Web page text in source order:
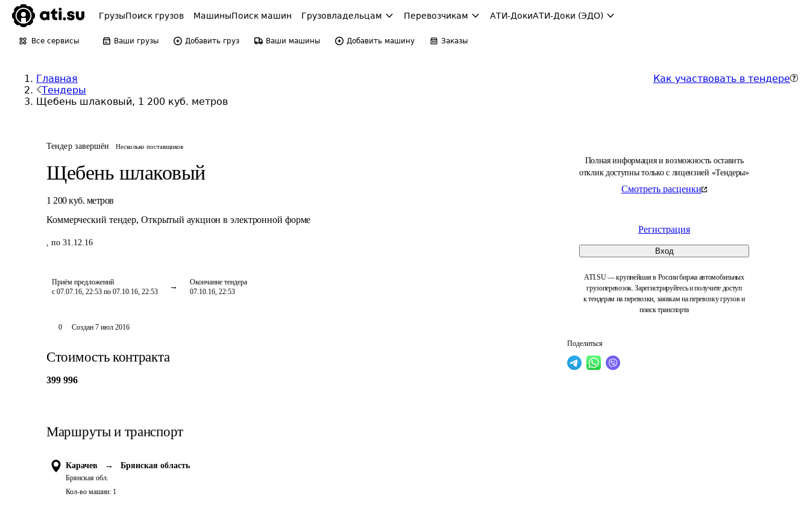
ГрузыПоиск грузов МашиныПоиск машин Грузовладельцам Перевозчикам АТИ-ДокиАТИ-Доки (ЭДО)
Все сервисы Ваши грузы Добавить груз Ваши машины Добавить машину Заказы
Главная
Тендеры
Щебень шлаковый, 1 200 куб. метров
Как участвовать в тендере
Тендер завершён Несколько поставщиков
Щебень шлаковый
1 200 куб. метров
Коммерческий тендер, Открытый аукцион в электронной форме
, по 31.12.16
Приём предложений
с 07.07.16, 22:53 по 07.10.16, 22:53
Окончание тендера
07.10.16, 22:53
Полная информация и возможность оставить
отклик доступны только с лицензией «Тендеры»
Смотреть расценки
Регистрация
Вход
ATI.SU — крупнейшая в России биржа автомобильных
грузоперевозок. Зарегистрируйтесь и получите доступ
к тендерам на перевозки, заявкам на перевозку грузов и
поиск транспорта
Поделиться
0 Создан 7 июл 2016
Стоимость контракта
399 996
Маршруты и транспорт
Карачев →
Брянская обл.
Брянская область
Кол-во машин: 1